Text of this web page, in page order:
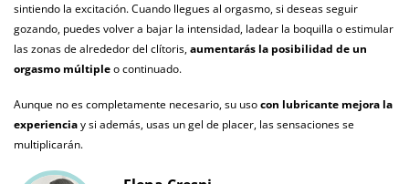
Producto
vegano
No testado en
animales
Envío discreto Paquete discreto y sin distintivos
Garantías
sintiendo la excitación. Cuando llegues al orgasmo, si deseas seguir
gozando, puedes volver a bajar la intensidad, ladear la boquilla o estimular
las zonas de alrededor del clítoris,aumentarás la posibilidad de un
orgasmo múltipleo continuado.
Aunque no es completamente necesario, su usocon lubricante mejora la
experienciay si además, usas un gel de placer, las sensaciones se
multiplicarán.